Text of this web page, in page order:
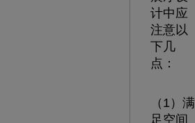
计中应
注意以
下几
点：
（1）满
足空间